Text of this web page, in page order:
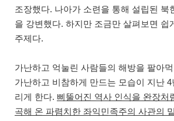
조장했다. 나아가 소련을 통해 설립된 북
을 강변했다. 하지만 조금만 살펴보면 쉽
주제다.
가난하고 억눌린 사람들의 해방을 팔아
가난하고 비참하게 만드는 모습이 지난 4
리게 한다. 삐뚤어진 역사 인식을 완장처
곡해 온 파렴치한 좌익민족주의 사관의